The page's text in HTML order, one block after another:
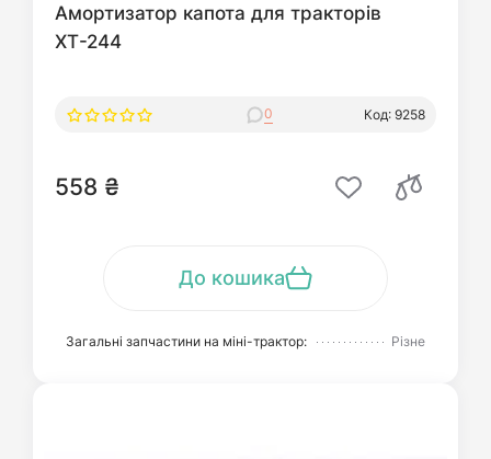
Амортизатор капота для тракторів
ХТ-244
0 Код: 9258
558 ₴
До кошика
Загальні запчастини на міні-трактор: Різне